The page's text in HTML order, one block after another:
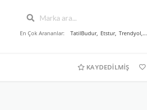
En Çok Arananlar: TatilBudur, Etstur, Trendyol,...
KAYDEDILMIŞ